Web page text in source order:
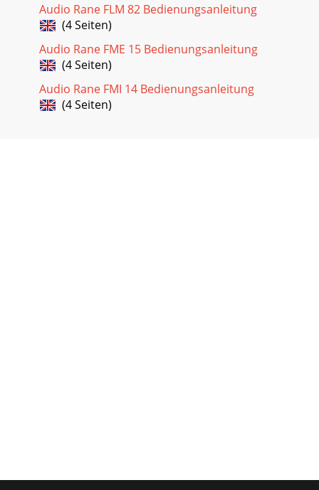
Audio Rane FLM 82 Bedienungsanleitung
(4 Seiten)
Audio Rane FME 15 Bedienungsanleitung
(4 Seiten)
Audio Rane FMI 14 Bedienungsanleitung
(4 Seiten)